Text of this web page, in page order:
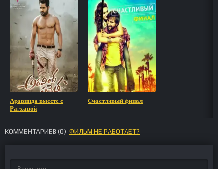
Аравинда вместе с
Рагхавой
Счастливый финал
КОММЕНТАРИЕВ (0) ФИЛЬМ НЕ РАБОТАЕТ?